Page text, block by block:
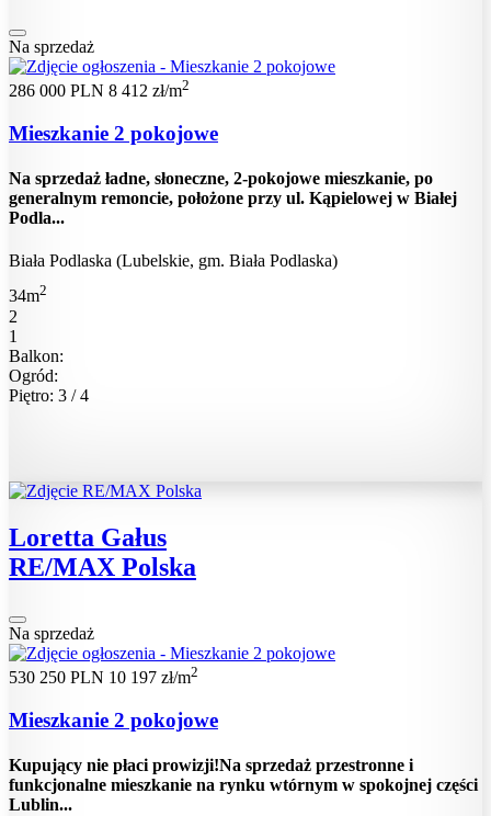
Na sprzedaż
286 000 PLN 8 412 zł/m2
Mieszkanie 2 pokojowe
Na sprzedaż ładne, słoneczne, 2-pokojowe mieszkanie, po
generalnym remoncie, położone przy ul. Kąpielowej w Białej
Podla...
Biała Podlaska (Lubelskie, gm. Biała Podlaska)
34m2
2
1
Balkon:
Ogród:
Piętro: 3 / 4
Loretta Gałus
RE/MAX Polska
Na sprzedaż
530 250 PLN 10 197 zł/m2
Mieszkanie 2 pokojowe
Kupujący nie płaci prowizji!Na sprzedaż przestronne i
funkcjonalne mieszkanie na rynku wtórnym w spokojnej części
Lublin...